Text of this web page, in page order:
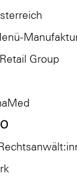
Group